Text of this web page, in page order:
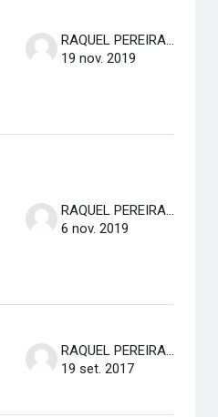
RAQUEL PEREIRA DE ARRUDA
19 nov. 2019
RAQUEL PEREIRA DE ARRUDA
6 nov. 2019
RAQUEL PEREIRA DE ARRUDA
19 set. 2017